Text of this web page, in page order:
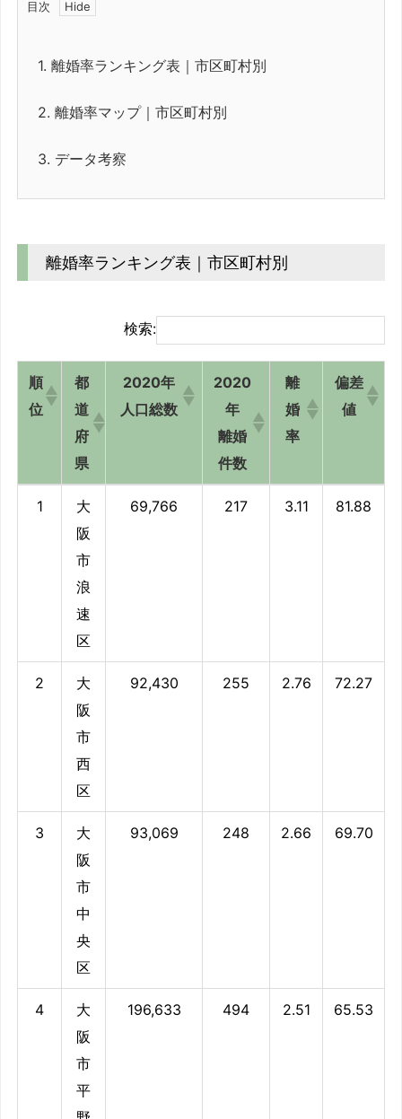
目次
1. 離婚率ランキング表｜市区町村別
2. 離婚率マップ｜市区町村別
3. データ考察
離婚率ランキング表｜市区町村別
検索:
順
位
都
道
府
県
2020年
人口総数
2020
年
離婚
件数
離
婚
率
偏差
値
順
都
道
府
県
2020年
2020
離
偏差
1
大
阪
市
浪
速
区
69,766 217 3.11 81.88
2
大
阪
市
西
区
92,430 255 2.76 72.27
3
大
阪
市
中
央
区
93,069 248 2.66 69.70
4
大
阪
市
平
196,633 494 2.51 65.53